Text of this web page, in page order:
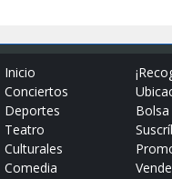
Inicio
Conciertos
Deportes
Teatro
Culturales
Comedia